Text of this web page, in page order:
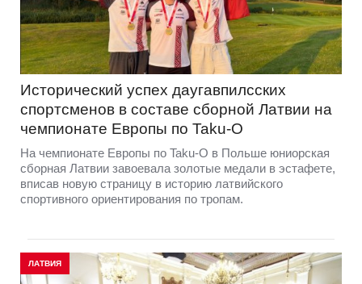
Исторический успех даугавпилсских
спортсменов в составе сборной Латвии на
чемпионате Европы по Taku-O
На чемпионате Европы по Taku-O в Польше юниорская
сборная Латвии завоевала золотые медали в эстафете,
вписав новую страницу в историю латвийского
спортивного ориентирования по тропам.
ЛАТВИЯ